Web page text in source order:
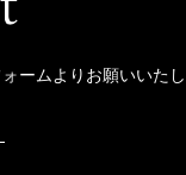
ームよりお願いいた